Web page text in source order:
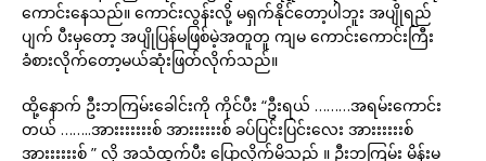
ကောင်းနေသည်။ ကောင်းလွန်းလို့ မရှက်နိုင်‌တော့ပါဘူး အပျိုရည်
ပျက် ပီးမှတော့ အပျိုပြန်မဖြစ်မဲ့အတူတူ ကျမ ကောင်းကောင်းကြီး
ခံစားလိုက်တော့မယ်ဆုံးဖြတ်လိုက်သည်။
ထို့နောက် ဦးဘကြမ်းခေါင်းကို ကိုင်ပီး “ဦးရယ် ………အရမ်းကောင်း
တယ် ……..အားးးးးးးစ် အားးးးးးစ် ခပ်ပြင်းပြင်းလေး အားးးးးးစ်
အားးးးးးစ် ” လို့ အသံထွက်ပီး ပြောလိုက်မိသည် ။ ဦးဘကြမ်း မိန်းမ